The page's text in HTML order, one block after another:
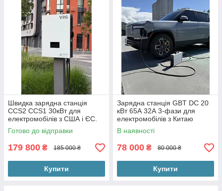
Швидка зарядна станція
CCS2 CCS1 30кВт для
електромобілів з США і ЄС.
Станція постійного струму до
1000V DC.
Готово до відправки
179 800 ₴ 185 000 ₴
Купити
Зарядна станція GBT DC 20
кВт 65А 32А 3-фази для
електромобілів з Китаю
В наявності
78 000 ₴ 80 000 ₴
Купити